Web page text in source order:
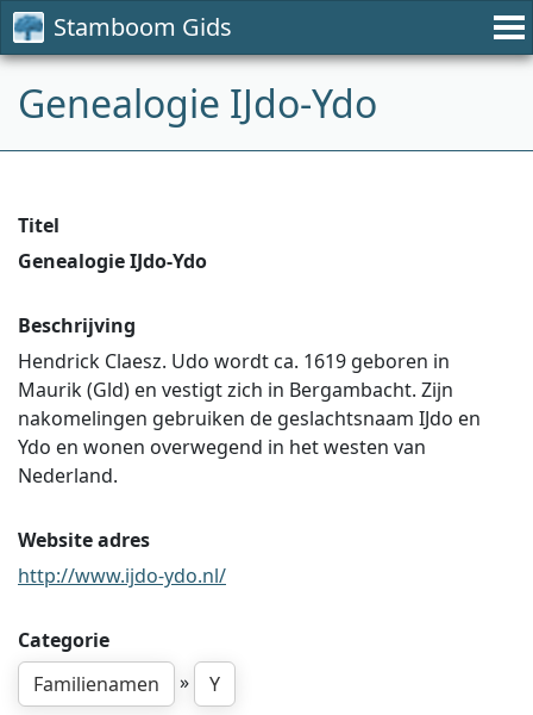
Stamboom Gids
Genealogie IJdo-Ydo
Titel
Genealogie IJdo-Ydo
Beschrijving
Hendrick Claesz. Udo wordt ca. 1619 geboren in
Maurik (Gld) en vestigt zich in Bergambacht. Zijn
nakomelingen gebruiken de geslachtsnaam IJdo en
Ydo en wonen overwegend in het westen van
Nederland.
Website adres
http://www.ijdo-ydo.nl/
Categorie
Familienamen
» Y